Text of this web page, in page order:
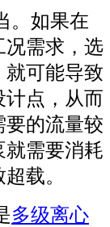
。如果在
况需求，选
就可能导致
点，从而
要的流量较
就需要消耗
载。
多级离心